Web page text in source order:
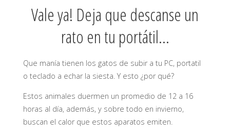
Vale ya! Deja que descanse un
rato en tu portátil…
Que manía tienen los gatos de subir a tu PC, portatil
o teclado a echar la siesta. Y esto ¿por qué?
Estos animales duermen un promedio de 12 a 16
horas al día, además, y sobre todo en invierno,
buscan el calor que estos aparatos emiten.